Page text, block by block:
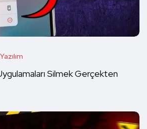
Yazılım
Silmek Gerçekten